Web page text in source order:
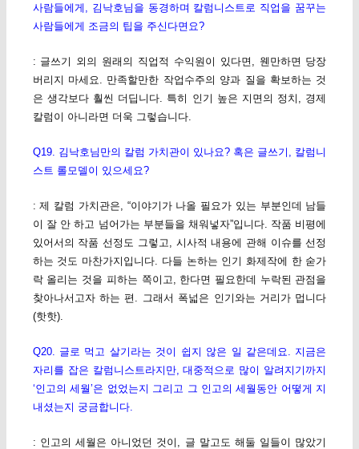
사람들에게, 김낙호님을 동경하며 칼럼니스트로 직업을 꿈꾸는
사람들에게 조금의 팁을 주신다면요?
: 글쓰기 외의 원래의 직업적 수익원이 있다면, 웬만하면 당장
버리지 마세요. 만족할만한 작업수주의 양과 질을 확보하는 것
은 생각보다 훨씬 더딥니다. 특히 인기 높은 지면의 정치, 경제
칼럼이 아니라면 더욱 그렇습니다.
Q19. 김낙호님만의 칼럼 가치관이 있나요? 혹은 글쓰기, 칼럼니
스트 롤모델이 있으세요?
: 제 칼럼 가치관은, “이야기가 나올 필요가 있는 부분인데 남들
이 잘 안 하고 넘어가는 부분들을 채워넣자”입니다. 작품 비평에
있어서의 작품 선정도 그렇고, 시사적 내용에 관해 이슈를 선정
하는 것도 마찬가지입니다. 다들 논하는 인기 화제작에 한 숟가
락 올리는 것을 피하는 쪽이고, 한다면 필요한데 누락된 관점을
찾아나서고자 하는 편. 그래서 폭넓은 인기와는 거리가 멉니다
(핫핫).
Q20. 글로 먹고 살기라는 것이 쉽지 않은 일 같은데요. 지금은
자리를 잡은 칼럼니스트라지만, 대중적으로 많이 알려지기까지
‘인고의 세월’은 없었는지 그리고 그 인고의 세월동안 어떻게 지
내셨는지 궁금합니다.
: 인고의 세월은 아니었던 것이, 글 말고도 해둘 일들이 많았기